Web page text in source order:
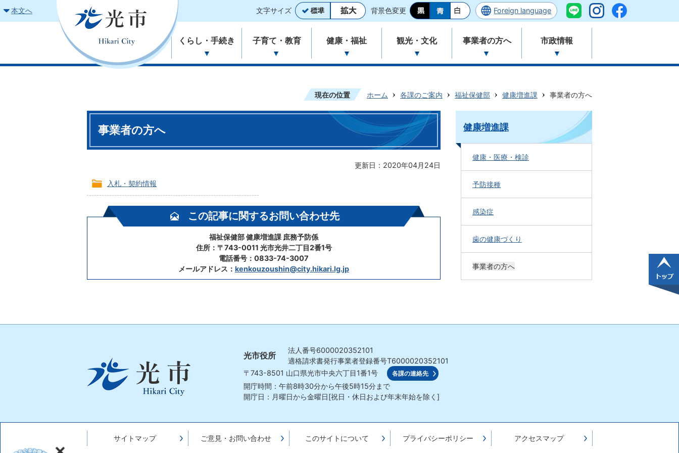
本文へ 文字サイズ 背景色変更 Foreign language
くらし・手続き 子育て・教育 健康・福祉 観光・文化 事業者の方へ 市政情報
現在の位置 ホーム 各課のご案内 福祉保健部 健康増進課 事業者の方へ
事業者の方へ
更新日：2020年04月24日
入札・契約情報
この記事に関するお問い合わせ先
福祉保健部 健康増進課 庶務予防係
住所：〒743-0011 光市光井二丁目2番1号
電話番号：0833-74-3007
メールアドレス： kenkouzoushin@city.hikari.lg.jp
健康増進課
健康・医療・検診
予防接種
感染症
歯の健康づくり
事業者の方へ
Hikari
光市役所
法人番号6000020352101
適格請求書発行事業者登録番号T6000020352101
〒743-8501 山口県光市中央六丁目1番1号 各課の連絡先
開庁時間：午前8時30分から午後5時15分まで
開庁日：月曜日から金曜日[祝日・休日および年末年始を除く]
サイトマップ ご意見・お問い合わせ このサイトについて プライバシーポリシー アクセスマップ